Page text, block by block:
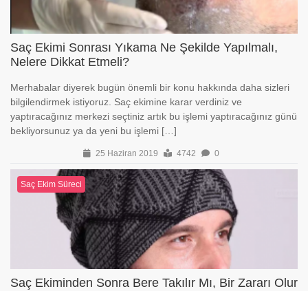
Saç Ekimi Sonrası Yıkama Ne Şekilde Yapılmalı,
Nelere Dikkat Etmeli?
Merhabalar diyerek bugün önemli bir konu hakkında daha sizleri
bilgilendirmek istiyoruz. Saç ekimine karar verdiniz ve
yaptıracağınız merkezi seçtiniz artık bu işlemi yaptıracağınız günü
bekliyorsunuz ya da yeni bu işlemi […]
25 Haziran 2019 4742 0
Saç Ekim Süreci
Saç Ekiminden Sonra Bere Takılır Mı, Bir Zararı Olur